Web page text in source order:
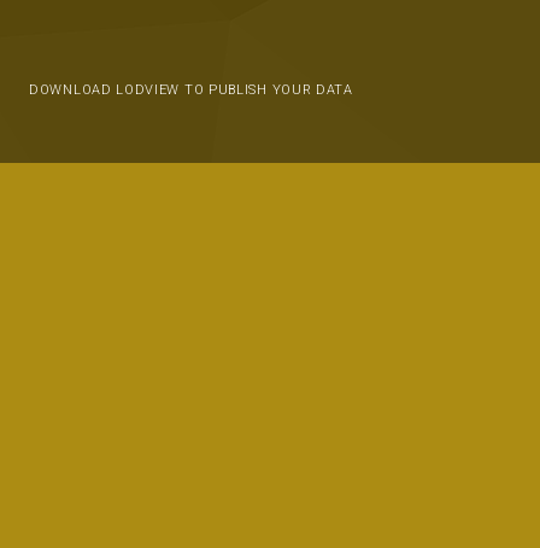
DOWNLOAD LODVIEW TO PUBLISH YOUR DATA